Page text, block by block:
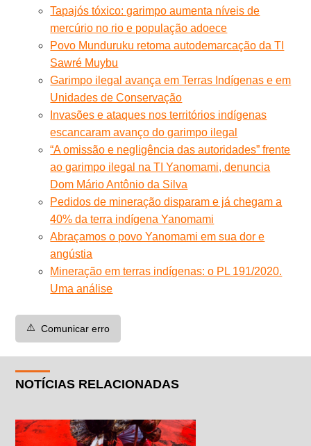
Tapajós tóxico: garimpo aumenta níveis de
mercúrio no rio e população adoece
Povo Munduruku retoma autodemarcação da TI
Sawré Muybu
Garimpo ilegal avança em Terras Indígenas e em
Unidades de Conservação
Invasões e ataques nos territórios indígenas
escancaram avanço do garimpo ilegal
“A omissão e negligência das autoridades” frente
ao garimpo ilegal na TI Yanomami, denuncia
Dom Mário Antônio da Silva
Pedidos de mineração disparam e já chegam a
40% da terra indígena Yanomami
Abraçamos o povo Yanomami em sua dor e
angústia
Mineração em terras indígenas: o PL 191/2020.
Uma análise
⚠️ Comunicar erro
NOTÍCIAS RELACIONADAS